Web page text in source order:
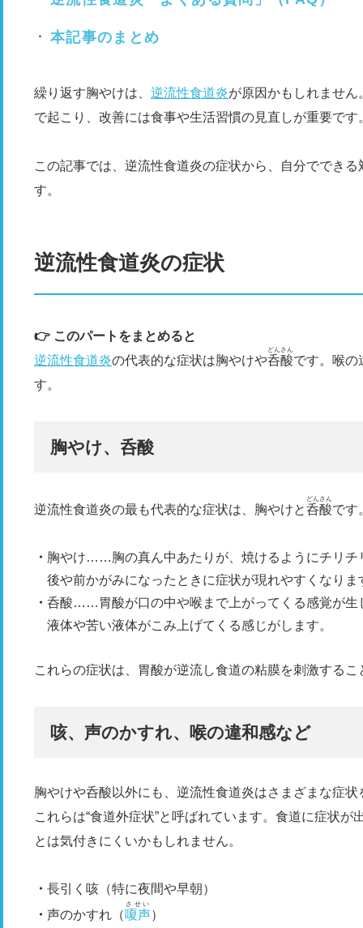
本記事のまとめ
繰り返す胸やけは、 逆流性食道炎が原因かもしれませ
で起こり、改善には食事や生活習慣の見直しが重要です
この記事では、逆流性食道炎の症状から、自分ででき
す。
逆流性食道炎の症状
👉 このパートをまとめると
逆流性食道炎の代表的な症状は胸やけや呑酸
どんさん
です。喉の
す。
胸やけ、呑酸
逆流性食道炎の最も代表的な症状は、胸やけと呑酸
どんさん
です
胸やけ……胸の真ん中あたりが、焼けるようにチリチ
後や前かがみになったときに症状が現れやすくなりま
呑酸……胃酸が口の中や喉まで上がってくる感覚が生
液体や苦い液体がこみ上げてくる感じがします。
これらの症状は、胃酸が逆流し食道の粘膜を刺激する
咳、声のかすれ、喉の違和感など
胸やけや呑酸以外にも、逆流性食道炎はさまざまな症
これらは“食道外症状”と呼ばれています。食道に症状
とは気付きにくいかもしれません。
長引く咳（特に夜間や早朝）
声のかすれ（嗄声
させい
）